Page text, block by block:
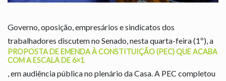
Governo, oposição, empresários e sindicatos dos
trabalhadores discutem no Senado, nesta quarta-feira (1º), a
PROPOSTA DE EMENDA À CONSTITUIÇÃO (PEC) QUE ACABA
COM A ESCALA DE 6×1
, em audiência pública no plenário da Casa. A PEC completou